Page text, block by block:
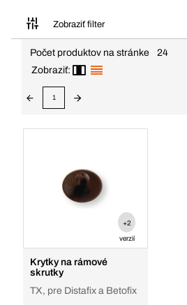
Zobraziť filter
Počet produktov na stránke
24
Zobraziť:
1
+2
verzií
Krytky na rámové
skrutky
TX, pre Distafix a Betofix